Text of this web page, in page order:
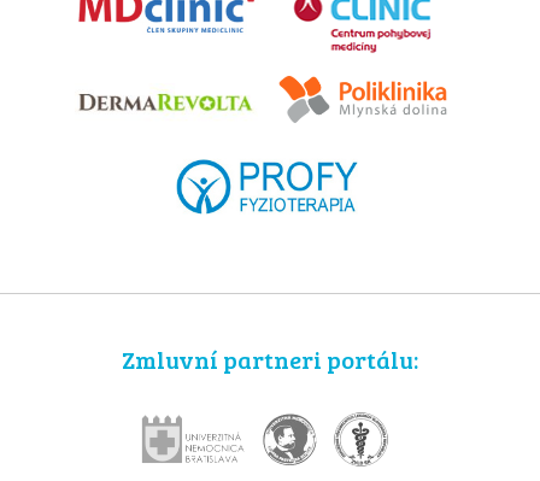
Zmluvní partneri portálu: